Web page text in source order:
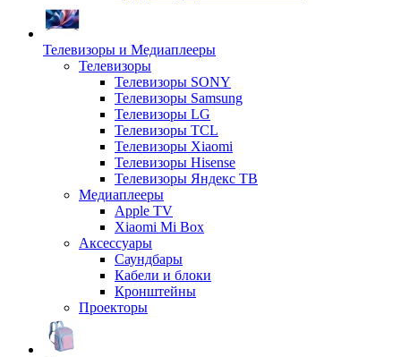
Телевизоры и Медиаплееры
Телевизоры
Телевизоры SONY
Телевизоры Samsung
Телевизоры LG
Телевизоры TCL
Телевизоры Xiaomi
Телевизоры Hisense
Телевизоры Яндекс ТВ
Медиаплееры
Apple TV
Xiaomi Mi Box
Аксессуары
Саундбары
Кабели и блоки
Кронштейны
Проекторы